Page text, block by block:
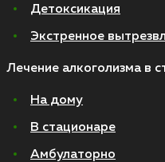
Детоксикация
Экстренное
Лечение алкоголизма в
На дому
В стационаре
Амбулаторно